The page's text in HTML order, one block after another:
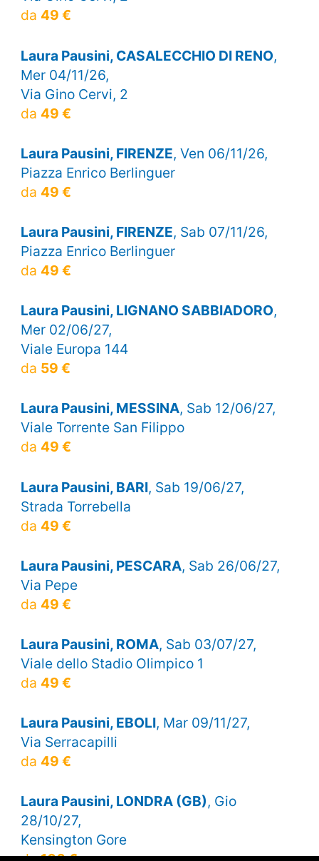
da 49 €
Laura Pausini, CASALECCHIO DI RENO,
Mer 04/11/26,
Via Gino Cervi, 2
da 49 €
Laura Pausini, FIRENZE, Ven 06/11/26,
Piazza Enrico Berlinguer
da 49 €
Laura Pausini, FIRENZE, Sab 07/11/26,
Piazza Enrico Berlinguer
da 49 €
Laura Pausini, LIGNANO SABBIADORO,
Mer 02/06/27,
Viale Europa 144
da 59 €
Laura Pausini, MESSINA, Sab 12/06/27,
Viale Torrente San Filippo
da 49 €
Laura Pausini, BARI, Sab 19/06/27,
Strada Torrebella
da 49 €
Laura Pausini, PESCARA, Sab 26/06/27,
Via Pepe
da 49 €
Laura Pausini, ROMA, Sab 03/07/27,
Viale dello Stadio Olimpico 1
da 49 €
Laura Pausini, EBOLI, Mar 09/11/27,
Via Serracapilli
da 49 €
Laura Pausini, LONDRA (GB), Gio
28/10/27,
Kensington Gore